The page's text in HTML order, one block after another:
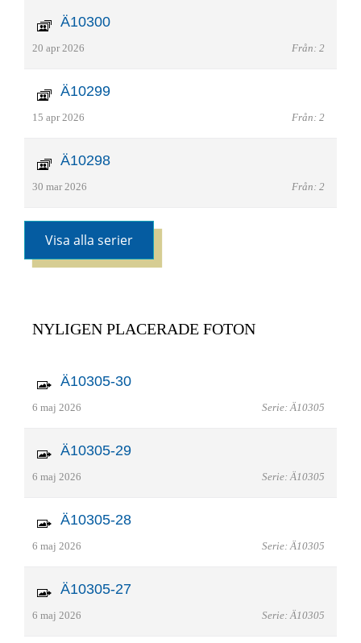
Ä10300
20 apr 2026 Från: 2
Ä10299
15 apr 2026 Från: 2
Ä10298
30 mar 2026 Från: 2
Visa alla serier
NYLIGEN PLACERADE FOTON
Ä10305-30
6 maj 2026 Serie: Ä10305
Ä10305-29
6 maj 2026 Serie: Ä10305
Ä10305-28
6 maj 2026 Serie: Ä10305
Ä10305-27
6 maj 2026 Serie: Ä10305